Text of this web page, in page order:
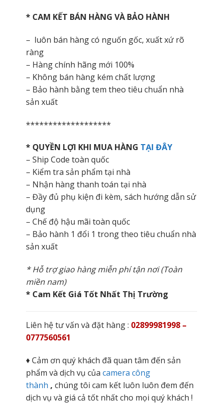
* CAM KẾT BÁN HÀNG VÀ BẢO HÀNH
– luôn bán hàng có nguốn gốc, xuất xứ rõ
ràng
– Hàng chính hãng mới 100%
– Không bán hàng kém chất lượng
– Bảo hành bằng tem theo tiêu chuẩn nhà
sản xuất
*******************
* QUYỀN LỢI KHI MUA HÀNG TẠI ĐÂY
– Ship Code toàn quốc
– Kiểm tra sản phẩm tại nhà
– Nhận hàng thanh toán tại nhà
– Đầy đủ phụ kiện đi kèm, sách hướng dẫn sử
dụng
– Chế độ hậu mãi toàn quốc
– Bảo hành 1 đổi 1 trong theo tiêu chuẩn nhà
sản xuất
* Hỗ trợ giao hàng miễn phí tận nơi (Toàn
miền nam)
* Cam Kết Giá Tốt Nhất Thị Trường
Liên hệ tư vấn và đặt hàng : 02899981998 –
0777560561
♦ Cảm ơn quý khách đã quan tâm đến sản
phẩm và dịch vụ của camera công
thành , chúng tôi cam kết luôn luôn đem đến
dịch vụ và giá cả tốt nhất cho mọi quý khách !